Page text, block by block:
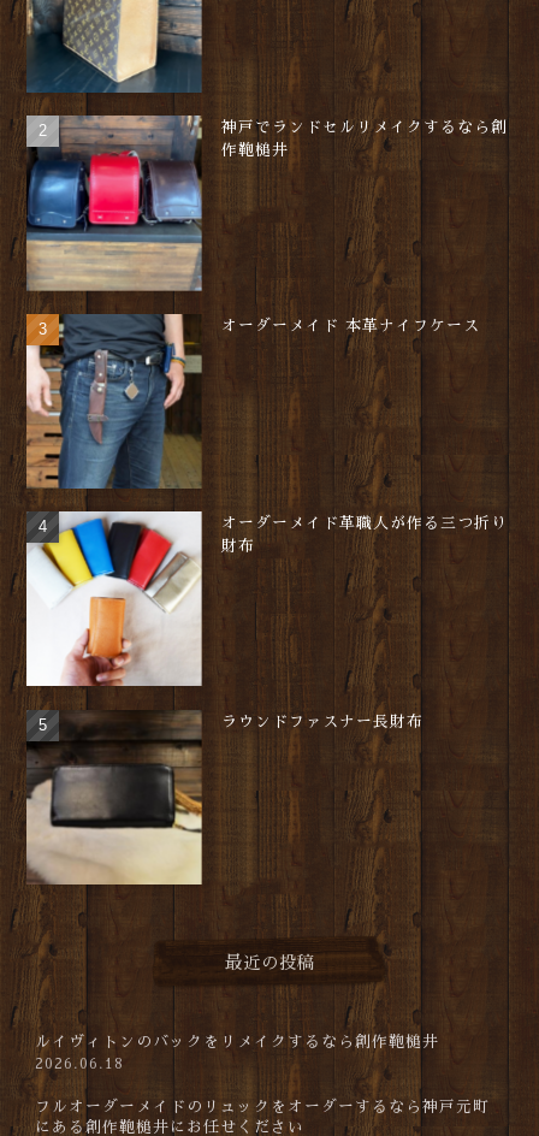
神戸でランドセルリメイクするなら創
作鞄槌井
オーダーメイド 本革ナイフケース
オーダーメイド革職人が作る三つ折り
財布
ラウンドファスナー長財布
最近の投稿
ルイヴィトンのバックをリメイクするなら創作鞄槌井
2026.06.18
フルオーダーメイドのリュックをオーダーするなら神戸元町
にある創作鞄槌井にお任せください